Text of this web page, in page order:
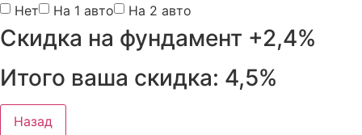
Нет
На 1 авто На 2 авто
Скидка на фундамент +2,4%
Итого ваша скидка: 4,5%
Назад